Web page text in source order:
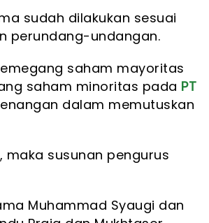
sudah dilakukan sesuai
perundang-undangan.
saham mayoritas
saham minoritas pada PT
dalam memutuskan
susunan pengurus
Muhammad Syaugi dan